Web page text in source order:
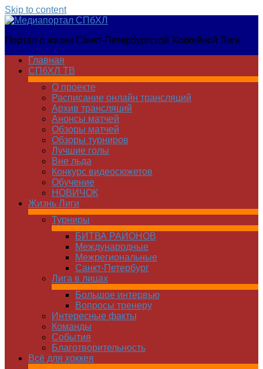
Skip to content
Медиапортал
Портал о жизни Санкт-Петербургской Хоккейной Лиги
Главная
СПбХЛ ТВ
О проекте
Расписание онлайн трансляций
Архив трансляций
Анонсы матчей
Обзоры матчей
Обзоры турниров
Лучшие голы
Вне льда
Конкурс видеосюжетов
Обучение
НОВИЧОК
Жизнь Лиги
Турниры
БИТВА РАЙОНОВ
Международные
Межрегиональные
Санкт-Петербург
Лига в лицах
Большое интервью
Вопросы тренеру
Интересные факты
Команды
Cобытия
Благотворительность
Всё для хоккея